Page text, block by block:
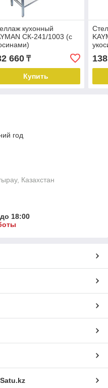
кухонный
СК-241/1003 (с
660₸
Купить
год
Казахстан
18:00
Satu.kz